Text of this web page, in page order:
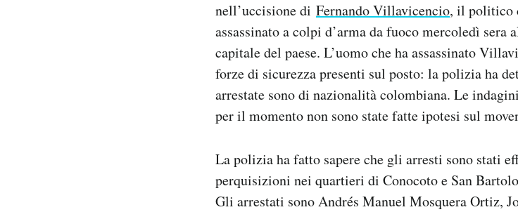
nell’uccisione di Fernando Villavicencio, il politico
assassinato a colpi d’arma da fuoco mercoledì
capitale del paese. L’uomo che ha assassinato
forze di sicurezza presenti sul posto: la polizia ha
arrestate sono di nazionalità colombiana. Le
per il momento non sono state fatte ipotesi sul
La polizia ha fatto sapere che gli arresti sono stati
perquisizioni nei quartieri di Conocoto e San
Gli arrestati sono Andrés Manuel Mosquera Ortiz,